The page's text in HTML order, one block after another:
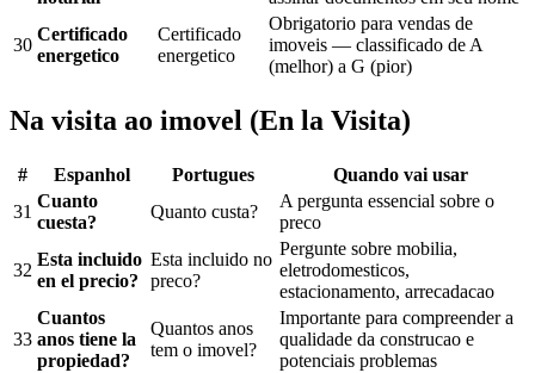
30
Certificado
energetico
Certificado
energetico
Obrigatorio para vendas de
imoveis — classificado de A
(melhor) a G (pior)
Na visita ao imovel (En la Visita)
# Espanhol Portugues
Quando vai usar
31
Cuanto
cuesta?
Quanto custa?
A pergunta essencial sobre o
preco
32
Esta incluido
en el precio?
Esta incluido no
preco?
Pergunte sobre mobilia,
eletrodomesticos,
estacionamento, arrecadacao
33
Cuantos
anos tiene la
propiedad?
Quantos anos
tem o imovel?
Importante para compreender a
qualidade da construcao e
potenciais problemas